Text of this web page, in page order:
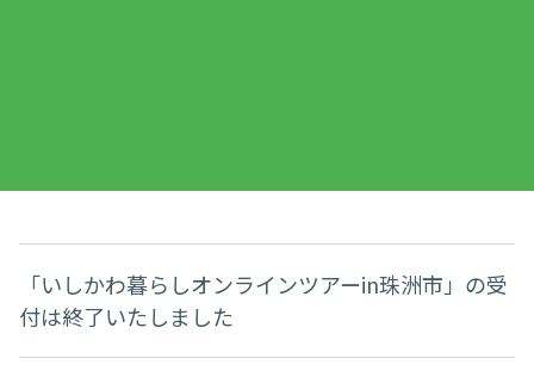
「いしかわ暮らしオンラインツアーin珠洲市」の受
付は終了いたしました